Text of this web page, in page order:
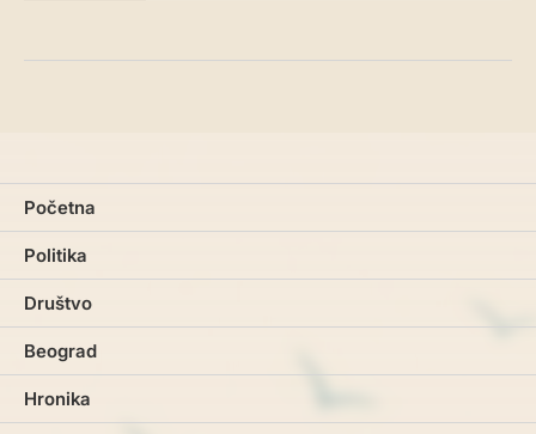
Početna
Politika
Društvo
Beograd
Hronika